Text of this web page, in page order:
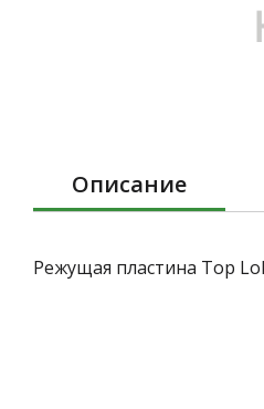
Описание
Режущая пластина Top